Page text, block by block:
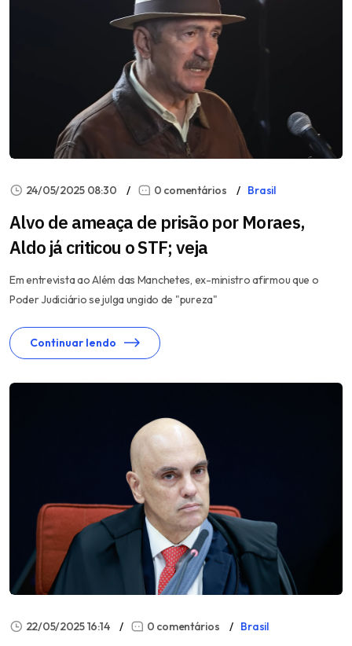
24/05/2025 08:30 0 comentários Brasil
Alvo de ameaça de prisão por Moraes,
Aldo já criticou o STF; veja
Em entrevista ao Além das Manchetes, ex-ministro afirmou que o
Poder Judiciário se julga ungido de "pureza"
Continuar lendo
22/05/2025 16:14 0 comentários Brasil